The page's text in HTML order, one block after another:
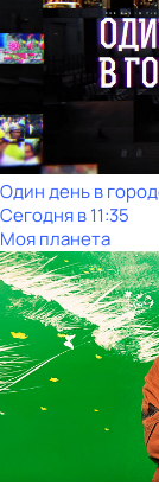
Один день в
Сегодня в 11:35
Моя планета